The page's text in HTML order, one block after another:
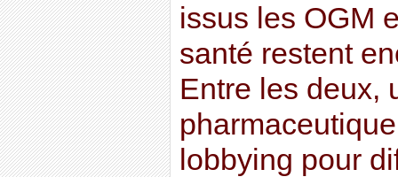
issus les OGM
santé restent
Entre les deux,
lobbying pour